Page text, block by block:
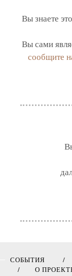
Вы знаете
Вы сами
сообщите
СОБЫТИЯ
О